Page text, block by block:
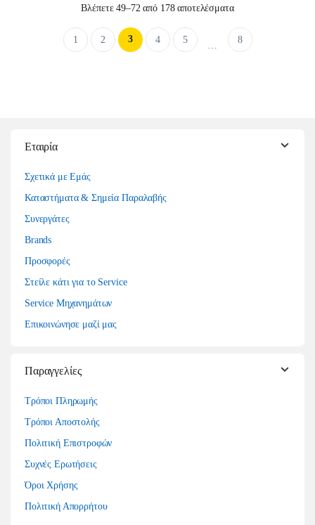
Βλέπετε 49–72 από 178 αποτελέσματαSorted by latest
1 2 3 4 5
…
8
Εταιρία
Σχετικά με Εμάς
Καταστήματα & Σημεία Παραλαβής
Συνεργάτες
Brands
Προσφορές
Στείλε κάτι για το Service
Service Μηχανημάτων
Επικοινώνησε μαζί μας
Παραγγελίες
Τρόποι Πληρωμής
Τρόποι Αποστολής
Πολιτική Επιστροφών
Συχνές Ερωτήσεις
Όροι Χρήσης
Πολιτική Απορρήτου